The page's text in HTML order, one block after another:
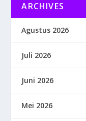
ARCHIVES
Agustus 2026
Juli 2026
Juni 2026
Mei 2026